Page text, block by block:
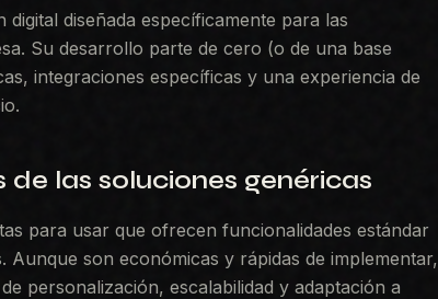
diseñada específicamente para las
Su desarrollo parte de cero (o de una base
integraciones específicas y una experiencia de
las soluciones genéricas
para usar que ofrecen funcionalidades estándar
Aunque son económicas y rápidas de implementar,
personalización, escalabilidad y adaptación a